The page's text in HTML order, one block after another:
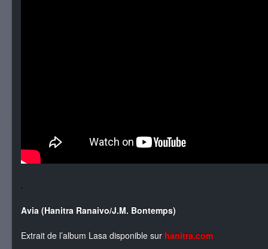
.
Avia (Hanitra Ranaivo/J.M. Bontemps)
Extrait de l’album Lasa disponible sur hanitra.com